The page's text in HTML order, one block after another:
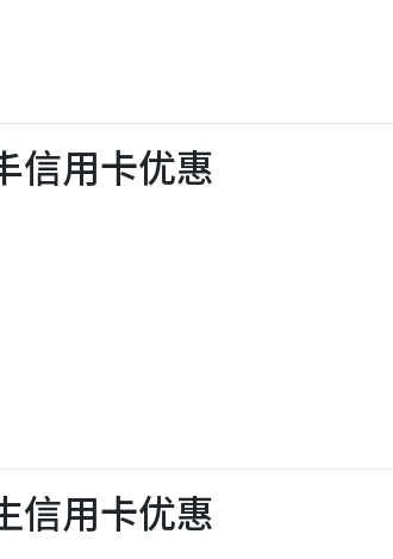
信用卡优惠
信用卡优惠